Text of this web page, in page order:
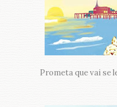
Prometa que vai se